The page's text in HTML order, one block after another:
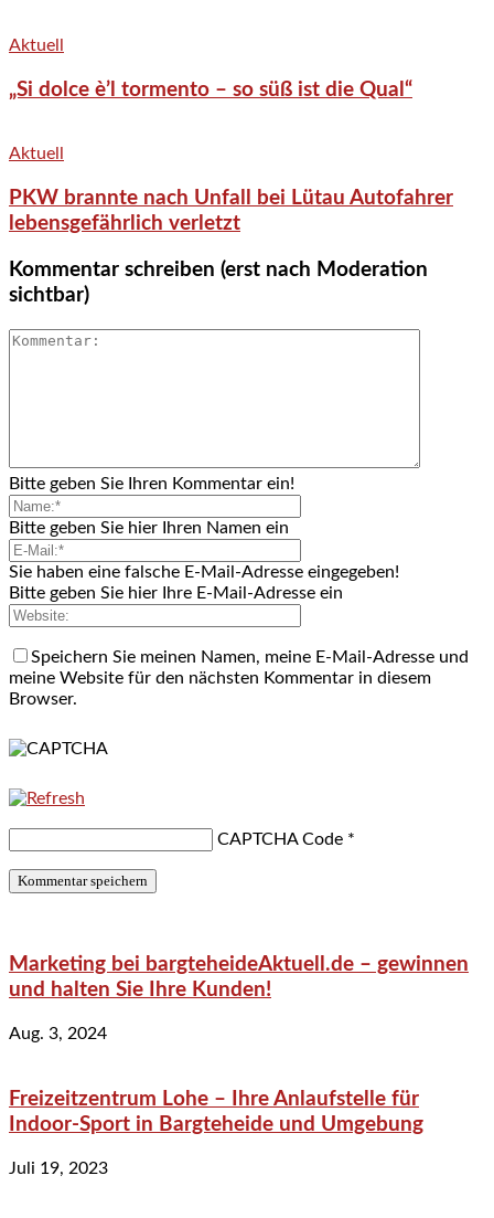
Aktuell
„Si dolce è’l tormento – so süß ist die Qual“
Aktuell
PKW brannte nach Unfall bei Lütau Autofahrer
lebensgefährlich verletzt
Kommentar schreiben (erst nach Moderation
sichtbar)
Bitte geben Sie Ihren Kommentar ein!
Bitte geben Sie hier Ihren Namen ein
Sie haben eine falsche E-Mail-Adresse eingegeben!
Bitte geben Sie hier Ihre E-Mail-Adresse ein
Speichern Sie meinen Namen, meine E-Mail-Adresse und
meine Website für den nächsten Kommentar in diesem
Browser.
CAPTCHA Code *
Marketing bei bargteheideAktuell.de – gewinnen
und halten Sie Ihre Kunden!
Aug. 3, 2024
Freizeitzentrum Lohe – Ihre Anlaufstelle für
Indoor-Sport in Bargteheide und Umgebung
Juli 19, 2023